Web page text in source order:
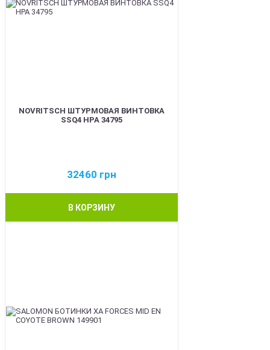
NOVRITSCH ШТУРМОВАЯ ВИНТОВКА
SSQ4 HPA 34795
32460 грн
В КОРЗИНУ